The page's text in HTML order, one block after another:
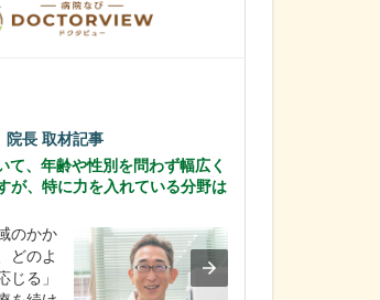
院長 取材記事
て、年齢や性別を問わず幅広く
が、特に力を入れている分野は
のかか
どのよ
じる」